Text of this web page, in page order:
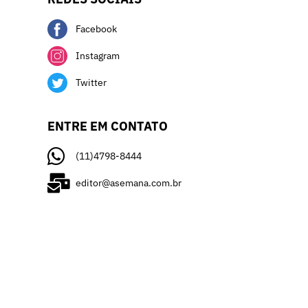
Facebook
Instagram
Twitter
ENTRE EM CONTATO
(11)4798-8444
editor@asemana.com.br